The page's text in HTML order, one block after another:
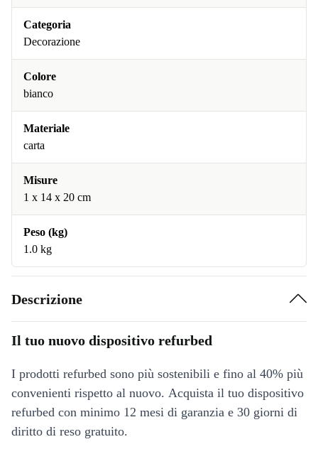
Categoria
Decorazione
Colore
bianco
Materiale
carta
Misure
1 x 14 x 20 cm
Peso (kg)
1.0 kg
Descrizione
Il tuo nuovo dispositivo refurbed
I prodotti refurbed sono più sostenibili e fino al 40% più
convenienti rispetto al nuovo. Acquista il tuo dispositivo
refurbed con minimo 12 mesi di garanzia e 30 giorni di
diritto di reso gratuito.